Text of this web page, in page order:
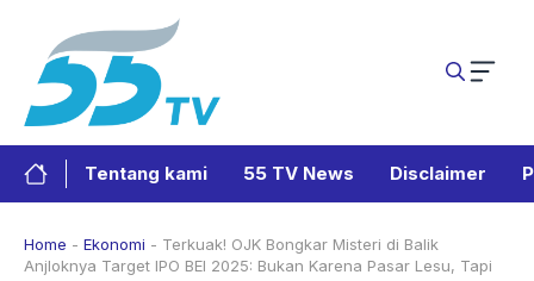
Tentang kami 55 TV News Disclaimer
Home - Ekonomi - Terkuak! OJK Bongkar Misteri di Balik
Anjloknya Target IPO BEI 2025: Bukan Karena Pasar Lesu, Tapi